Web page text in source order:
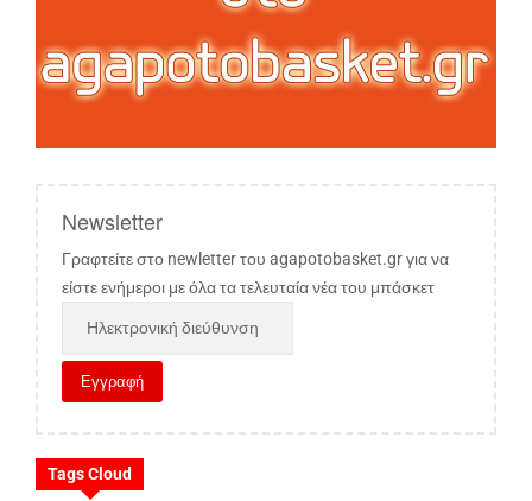
Newsletter
Γραφτείτε στο newletter του agapotobasket.gr για να
είστε ενήμεροι με όλα τα τελευταία νέα του μπάσκετ
Tags Cloud